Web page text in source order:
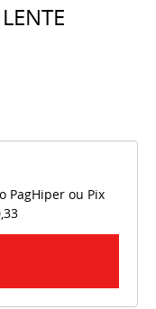
PagHiper ou Pix